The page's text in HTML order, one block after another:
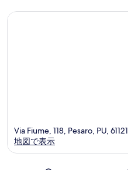
ミ
Via Fiume, 118, Pesaro, PU, 61121
地図で表示